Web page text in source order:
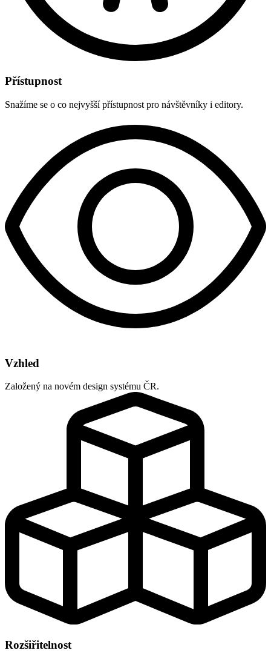
Přístupnost
Snažíme se o co nejvyšší přístupnost pro návštěvníky i editory.
Vzhled
Založený na novém design systému ČR.
Rozšiřitelnost